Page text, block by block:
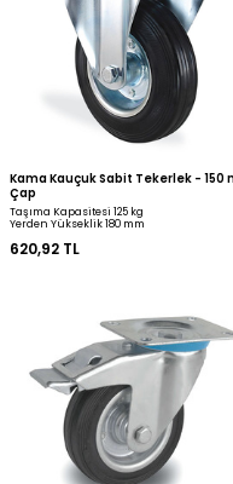
Emes Kauçuk Frenli
Taşıma Kapasitesi 125 kg
Yerden Yükseklik 180 mm
578,39 TL